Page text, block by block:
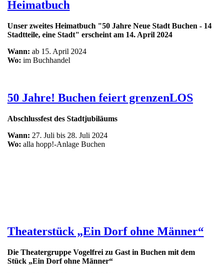
Heimatbuch
Unser zweites Heimatbuch "50 Jahre Neue Stadt Buchen - 14
Stadtteile, eine Stadt" erscheint am 14. April 2024
Wann: ab 15. April 2024
Wo: im Buchhandel
50 Jahre! Buchen feiert grenzenLOS
Abschlussfest des Stadtjubiläums
Wann: 27. Juli bis 28. Juli 2024
Wo: alla hopp!-Anlage Buchen
Theaterstück „Ein Dorf ohne Männer“
Die Theatergruppe Vogelfrei zu Gast in Buchen mit dem
Stück „Ein Dorf ohne Männer“